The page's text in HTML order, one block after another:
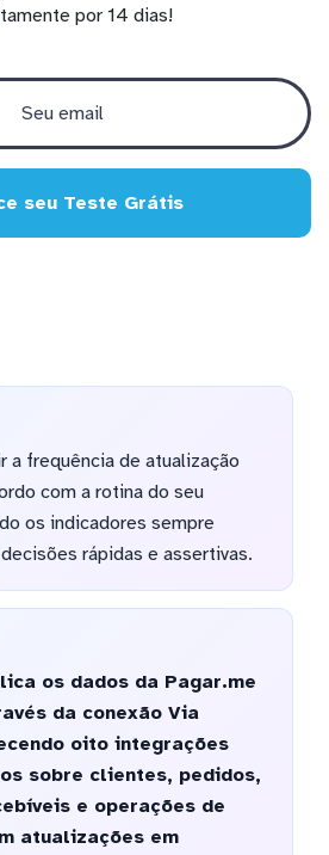
por 14 dias!
seu Teste Grátis
a frequência de atualização
com a rotina do seu
os indicadores sempre
rápidas e assertivas.
os dados da Pagar.me
da conexão Via
oito integrações
sobre clientes, pedidos,
e operações de
atualizações em